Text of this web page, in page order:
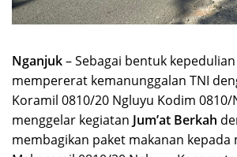
Nganjuk– Sebagai bentuk
mempererat kemanunggalan TNI
Koramil 0810/20 Ngluyu Kodim
menggelar kegiatan Jum’at Berkah
membagikan paket makanan kepada